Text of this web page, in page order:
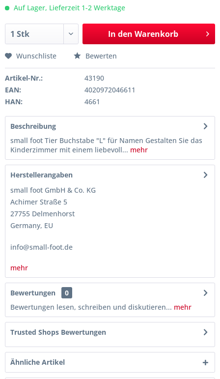
Auf Lager, Lieferzeit 1-2 Werktage
In den Warenkorb
Wunschliste Bewerten
Artikel-Nr.:
43190
EAN:
4020972046611
HAN:
4661
Beschreibung
small foot Tier Buchstabe "L" für Namen Gestalten Sie das
Kinderzimmer mit einem liebevoll... mehr
Herstellerangaben
small foot GmbH & Co. KG
Achimer Straße 5
27755 Delmenhorst
Germany, EU
info@small-foot.de
mehr
Bewertungen
0
Bewertungen lesen, schreiben und diskutieren... mehr
Trusted Shops Bewertungen
Ähnliche Artikel